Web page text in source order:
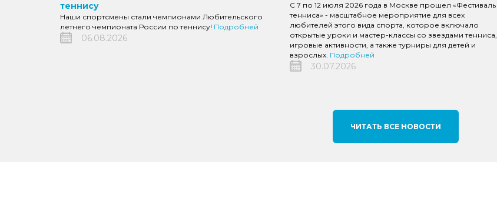
теннису
Наши спортсмены стали чемпионами Любительского
летнего чемпионата России по теннису! Подробней
06.08.2026
С 7 по 12 июля 2026 года в Москве прошел «Фестиваль
тенниса» - масштабное мероприятие для всех
любителей этого вида спорта, которое включало
открытые уроки и мастер-классы со звездами тенниса,
игровые активности, а также турниры для детей и
взрослых. Подробней
30.07.2026
ЧИТАТЬ ВСЕ НОВОСТИ